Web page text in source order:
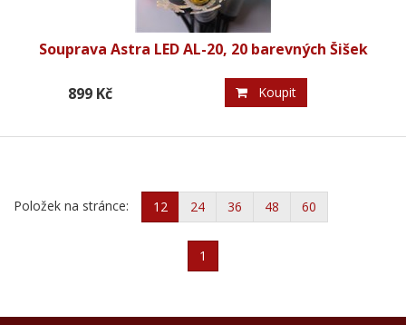
Souprava Astra LED AL-20, 20 barevných Šišek
899 Kč Koupit
Položek na stránce: 12 24 36 48 60
1